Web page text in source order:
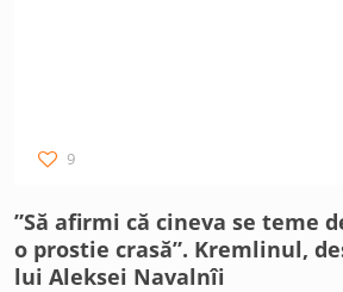
9
”Să afirmi că cineva se teme
o prostie crasă”. Kremlinul,
lui Aleksei Navalnîi